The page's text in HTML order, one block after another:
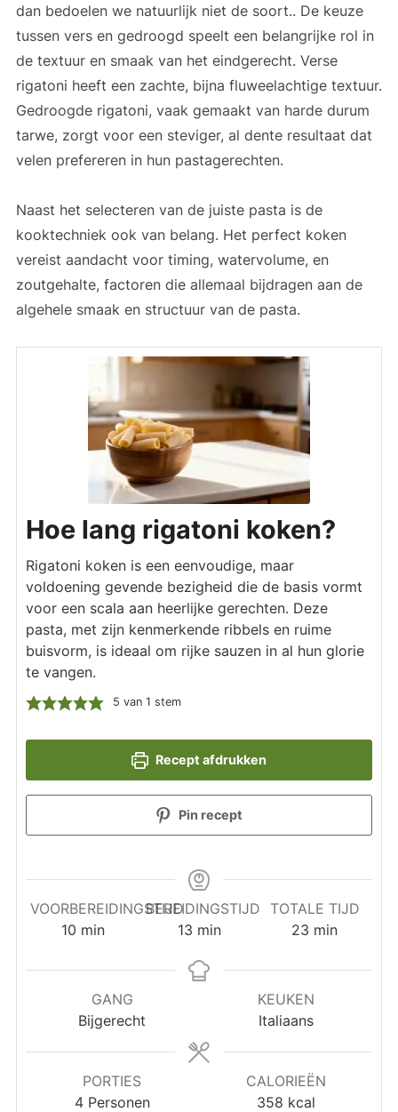
dan bedoelen we natuurlijk niet de soort.. De keuze
tussen vers en gedroogd speelt een belangrijke rol in
de textuur en smaak van het eindgerecht. Verse
rigatoni heeft een zachte, bijna fluweelachtige textuur.
Gedroogde rigatoni, vaak gemaakt van harde durum
tarwe, zorgt voor een steviger, al dente resultaat dat
velen prefereren in hun pastagerechten.
Naast het selecteren van de juiste pasta is de
kooktechniek ook van belang. Het perfect koken
vereist aandacht voor timing, watervolume, en
zoutgehalte, factoren die allemaal bijdragen aan de
algehele smaak en structuur van de pasta.
Hoe lang rigatoni koken?
Rigatoni koken is een eenvoudige, maar
voldoening gevende bezigheid die de basis vormt
voor een scala aan heerlijke gerechten. Deze
pasta, met zijn kenmerkende ribbels en ruime
buisvorm, is ideaal om rijke sauzen in al hun glorie
te vangen.
5 van 1 stem
Recept afdrukken
Pin recept
VOORBEREIDINGSTIJD
10 minuten
min
BEREIDINGSTIJD
13minuten
min
TOTALE TIJD
23 minuten
min
GANG
Bijgerecht
KEUKEN
Italiaans
PORTIES
4 Personen
CALORIEËN
358 kcal